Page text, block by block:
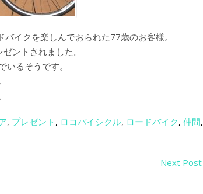
イクを楽しんでおられた77歳のお客様。
ントされました。
るそうです。
, プレゼント , ロコバイシクル, ロードバイク, 仲間,
Next Post